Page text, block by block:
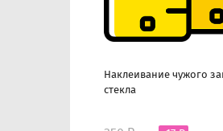
Наклеивание чужого
стекла